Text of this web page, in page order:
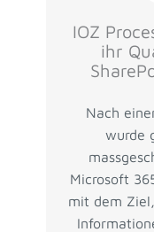
IOZ
ihr
Nach
wurde
Microsoft
mit dem